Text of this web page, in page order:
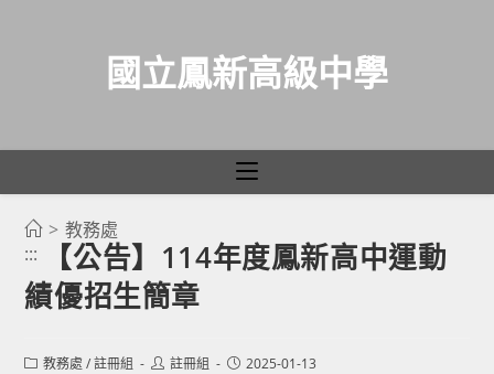
國立鳳新高級中學
> 教務處
:::
【公告】114年度鳳新高中運動
績優招生簡章
Post教務處 / 註冊組
Post註冊組
Post2025-01-13